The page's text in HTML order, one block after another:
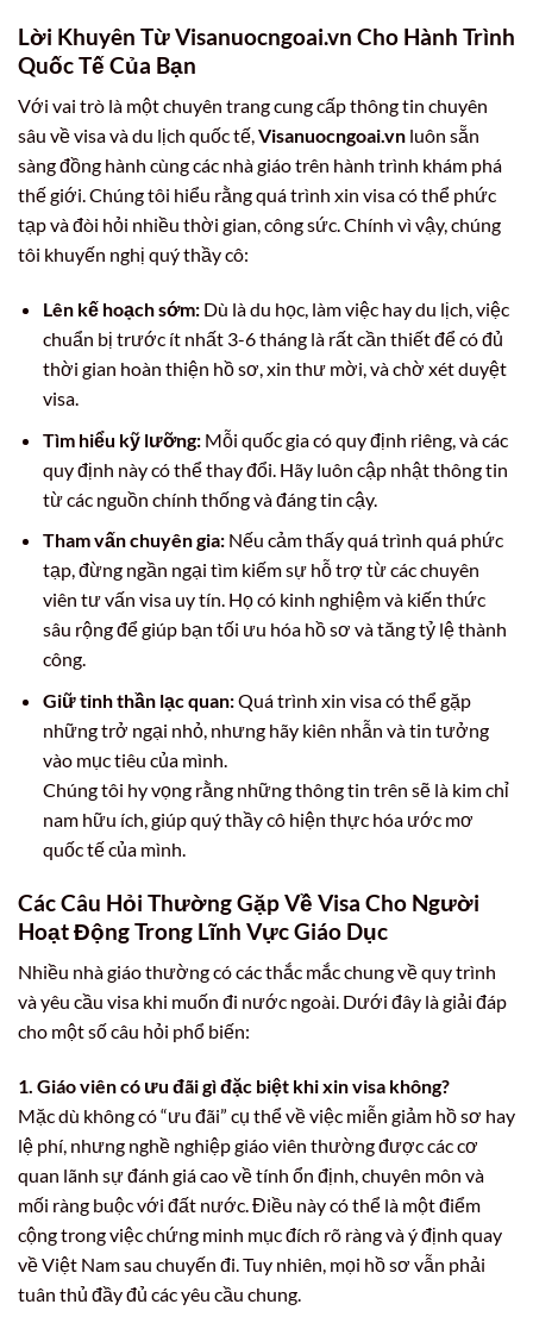
Lời Khuyên Từ Visanuocngoai.vn Cho Hành Trình
Quốc Tế Của Bạn
Với vai trò là một chuyên trang cung cấp thông tin chuyên
sâu về visa và du lịch quốc tế,Visanuocngoai.vn luôn sẵn
sàng đồng hành cùng các nhà giáo trên hành trình khám phá
thế giới. Chúng tôi hiểu rằng quá trình xin visa có thể phức
tạp và đòi hỏi nhiều thời gian, công sức. Chính vì vậy, chúng
tôi khuyến nghị quý thầy cô:
Lên kế hoạch sớm:Dù là du học, làm việc hay du lịch, việc
chuẩn bị trước ít nhất 3-6 tháng là rất cần thiết để có đủ
thời gian hoàn thiện hồ sơ, xin thư mời, và chờ xét duyệt
visa.
Tìm hiểu kỹ lưỡng:Mỗi quốc gia có quy định riêng, và các
quy định này có thể thay đổi. Hãy luôn cập nhật thông tin
từ các nguồn chính thống và đáng tin cậy.
Tham vấn chuyên gia:Nếu cảm thấy quá trình quá phức
tạp, đừng ngần ngại tìm kiếm sự hỗ trợ từ các chuyên
viên tư vấn visa uy tín. Họ có kinh nghiệm và kiến thức
sâu rộng để giúp bạn tối ưu hóa hồ sơ và tăng tỷ lệ thành
công.
Giữ tinh thần lạc quan:Quá trình xin visa có thể gặp
những trở ngại nhỏ, nhưng hãy kiên nhẫn và tin tưởng
vào mục tiêu của mình.
Chúng tôi hy vọng rằng những thông tin trên sẽ là kim chỉ
nam hữu ích, giúp quý thầy cô hiện thực hóa ước mơ
quốc tế của mình.
Các Câu Hỏi Thường Gặp Về Visa Cho Người
Hoạt Động Trong Lĩnh Vực Giáo Dục
Nhiều nhà giáo thường có các thắc mắc chung về quy trình
và yêu cầu visa khi muốn đi nước ngoài. Dưới đây là giải đáp
cho một số câu hỏi phổ biến:
1. Giáo viên có ưu đãi gì đặc biệt khi xin visa không?
Mặc dù không có “ưu đãi” cụ thể về việc miễn giảm hồ sơ hay
lệ phí, nhưng nghề nghiệp giáo viên thường được các cơ
quan lãnh sự đánh giá cao về tính ổn định, chuyên môn và
mối ràng buộc với đất nước. Điều này có thể là một điểm
cộng trong việc chứng minh mục đích rõ ràng và ý định quay
về Việt Nam sau chuyến đi. Tuy nhiên, mọi hồ sơ vẫn phải
tuân thủ đầy đủ các yêu cầu chung.